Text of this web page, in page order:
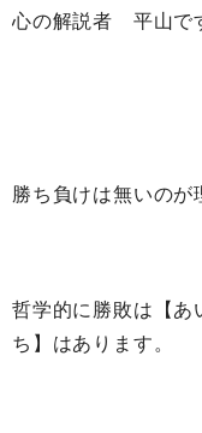
心の解説者 平山で
勝ち負けは無いのが
哲学的に勝敗は【あ
ち】はあります。